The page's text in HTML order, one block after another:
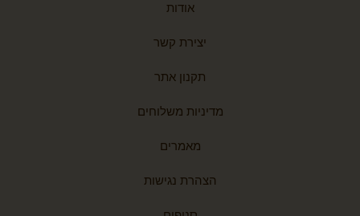
אודות
יצירת קשר
תקנון אתר
מדיניות משלוחים
מאמרים
הצהרת נגישות